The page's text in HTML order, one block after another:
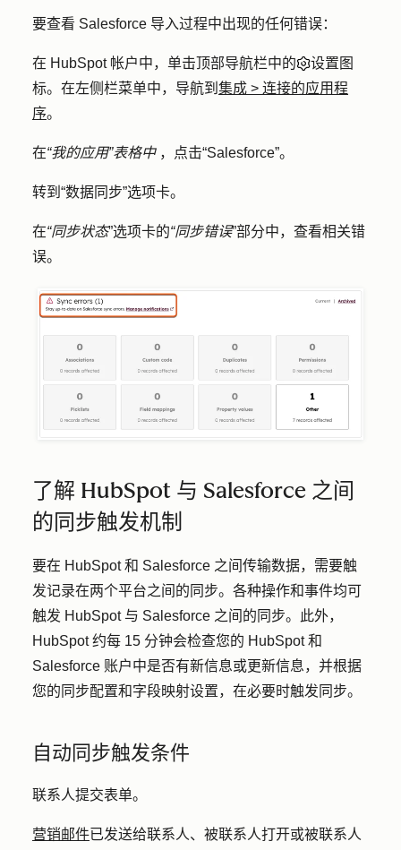
要查看 Salesforce 导入过程中出现的任何错误：
在 HubSpot 帐户中，单击顶部导航栏中的
设置图
标。在左侧栏菜单中，导航到 集成 > 连接的应用程
序。
在“我的应用”表格中 ，点击“Salesforce”。
转到 “数据同步”选项卡。
在“同步状态”选项卡的“同步错误”部分中，查看相关错
误。
了解 HubSpot 与 Salesforce 之间
的同步触发机制
要在 HubSpot 和 Salesforce 之间传输数据，需要触
发记录在两个平台之间的同步。各种操作和事件均可
触发 HubSpot 与 Salesforce 之间的同步。此外，
HubSpot 约每 15 分钟会检查您的 HubSpot 和
Salesforce 账户中是否有新信息或更新信息，并根据
您的同步配置和字段映射设置，在必要时触发同步。
自动同步触发条件
联系人提交表单。
营销邮件已发送给联系人、被联系人打开或被联系人